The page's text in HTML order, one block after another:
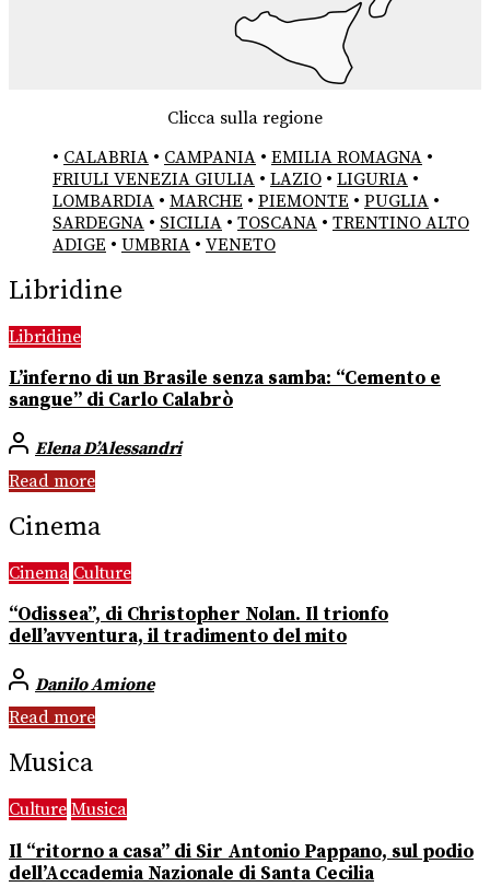
Clicca sulla regione
• CALABRIA • CAMPANIA • EMILIA ROMAGNA •
FRIULI VENEZIA GIULIA • LAZIO • LIGURIA •
LOMBARDIA • MARCHE • PIEMONTE • PUGLIA •
SARDEGNA • SICILIA • TOSCANA • TRENTINO ALTO
ADIGE • UMBRIA • VENETO
Libridine
Libridine
L’inferno di un Brasile senza samba: “Cemento e
sangue” di Carlo Calabrò
Elena D’Alessandri
Read more
Cinema
Cinema Culture
“Odissea”, di Christopher Nolan. Il trionfo
dell’avventura, il tradimento del mito
Danilo Amione
Read more
Musica
Culture Musica
Il “ritorno a casa” di Sir Antonio Pappano, sul podio
dell’Accademia Nazionale di Santa Cecilia